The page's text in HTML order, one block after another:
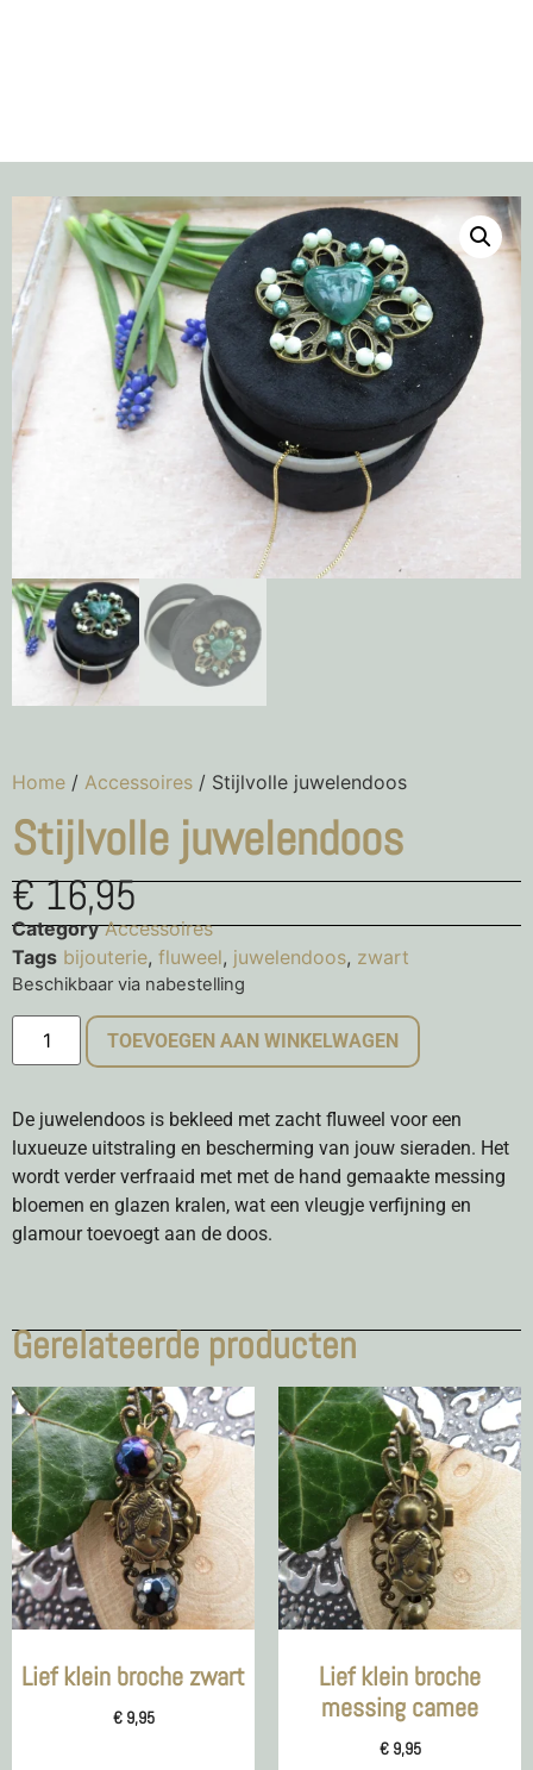
Home / Accessoires / Stijlvolle juwelendoos
Stijlvolle juwelendoos
€16,95
Category Accessoires
Tags bijouterie, fluweel, juwelendoos, zwart
Beschikbaar via nabestelling
TOEVOEGEN AAN WINKELWAGEN
De juwelendoos is bekleed met zacht fluweel voor een
luxueuze uitstraling en bescherming van jouw sieraden. Het
wordt verder verfraaid met met de hand gemaakte messing
bloemen en glazen kralen, wat een vleugje verfijning en
glamour toevoegt aan de doos.
Gerelateerde producten
Lief klein broche zwart
€9,95
Lief klein broche
messing camee
€9,95